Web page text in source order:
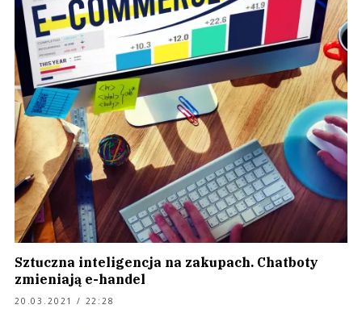
Sztuczna inteligencja na zakupach. Chatboty
zmieniają e-handel
20.03.2021 / 22:28